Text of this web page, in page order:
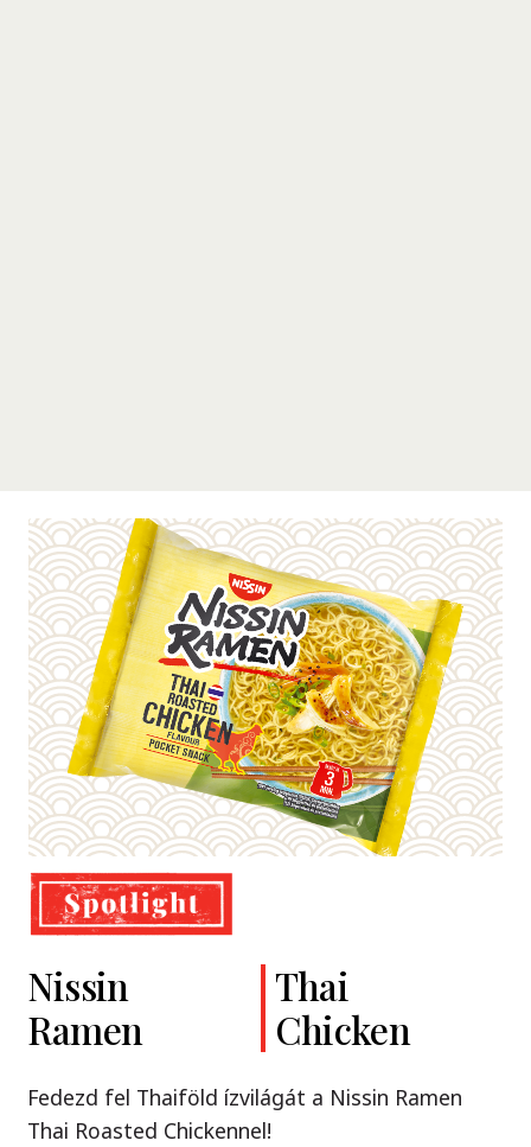
Cup Noodles
Soba
Classic
Örök klasszikus, új köntösben!
Ellenállhatatlan yakisoba tészta ízletes szója
Nissin
Ramen
Thai
Chicken
Fedezd fel Thaiföld ízvilágát a Nissin Ramen
Thai Roasted Chickennel!